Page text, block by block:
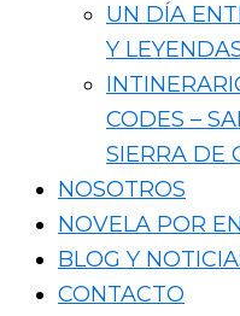
UN DÍA
Y
CODES –
SIERRA DE
NOSOTROS
NOVELA POR
BLOG Y
CONTACTO